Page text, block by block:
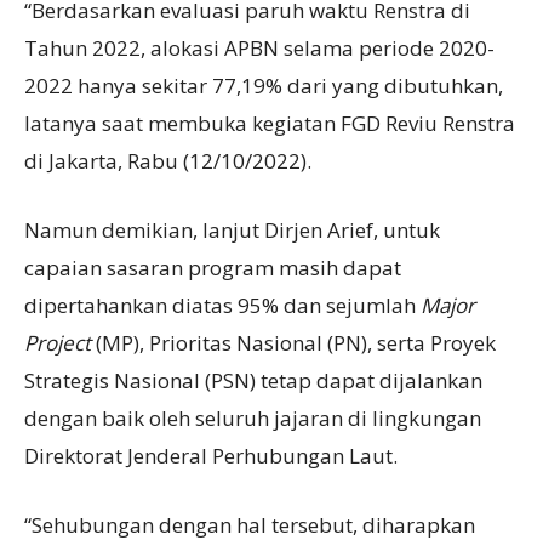
“Berdasarkan evaluasi paruh waktu Renstra di
Tahun 2022, alokasi APBN selama periode 2020-
2022 hanya sekitar 77,19% dari yang dibutuhkan,
latanya saat membuka kegiatan FGD Reviu Renstra
di Jakarta, Rabu (12/10/2022).
Namun demikian, lanjut Dirjen Arief, untuk
capaian sasaran program masih dapat
dipertahankan diatas 95% dan sejumlah Major
Project(MP), Prioritas Nasional (PN), serta Proyek
Strategis Nasional (PSN) tetap dapat dijalankan
dengan baik oleh seluruh jajaran di lingkungan
Direktorat Jenderal Perhubungan Laut.
“Sehubungan dengan hal tersebut, diharapkan